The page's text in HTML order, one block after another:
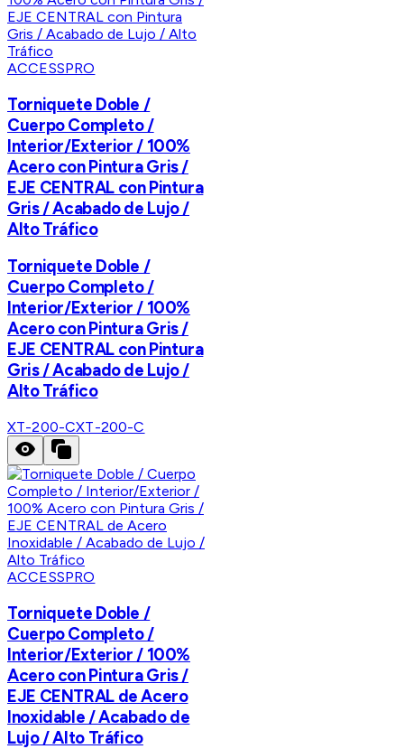
ACCESSPRO
Torniquete Doble /
Cuerpo Completo /
Interior/Exterior / 100%
Acero con Pintura Gris /
EJE CENTRAL con Pintura
Gris / Acabado de Lujo /
Alto Tráfico
Torniquete Doble /
Cuerpo Completo /
Interior/Exterior / 100%
Acero con Pintura Gris /
EJE CENTRAL con Pintura
Gris / Acabado de Lujo /
Alto Tráfico
XT-200-CXT-200-C
ACCESSPRO
Torniquete Doble /
Cuerpo Completo /
Interior/Exterior / 100%
Acero con Pintura Gris /
EJE CENTRAL de Acero
Inoxidable / Acabado de
Lujo / Alto Tráfico